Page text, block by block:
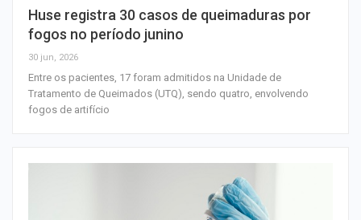
Huse registra 30 casos de queimaduras por
fogos no período junino
30 jun, 2026
Entre os pacientes, 17 foram admitidos na Unidade de
Tratamento de Queimados (UTQ), sendo quatro, envolvendo
fogos de artifício